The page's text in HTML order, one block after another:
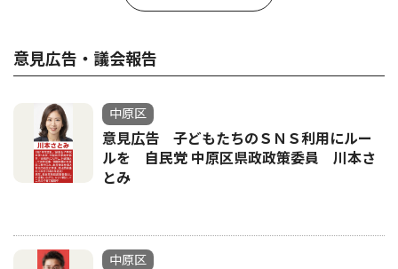
意見広告・議会報告
中原区
意見広告 子どもたちのＳＮＳ利用にルー
ルを 自民党 中原区県政政策委員 川本さ
とみ
中原区